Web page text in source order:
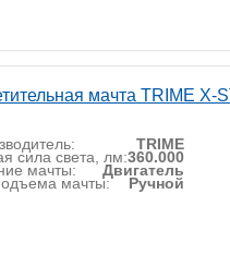
мачта TRIME X-
TRIME
сила света, лм:360.000
мачты: Двигатель
мачты: Ручной